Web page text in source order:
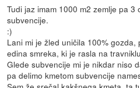
Tudi jaz imam 1000 m2 zemlje pa
subvencije.
:)
Lani mi je žled uničila 100%
edina smreka, ki je rasla na
Glede subvencije mi je nikdar niso
pa delimo kmetom subvencije